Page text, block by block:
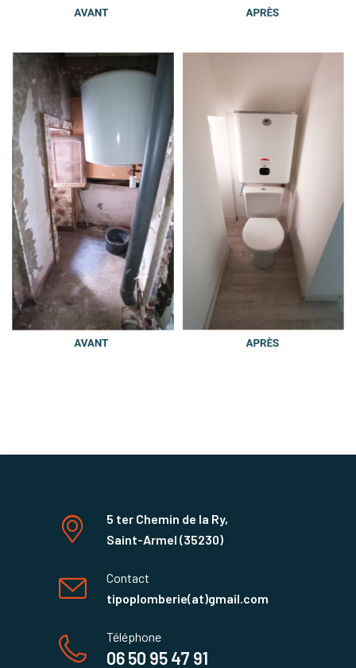
5 ter Chemin de la Ry,
Saint-Armel (35230)
Contact
tipoplomberie(at)gmail.com
Téléphone
06 50 95 47 91